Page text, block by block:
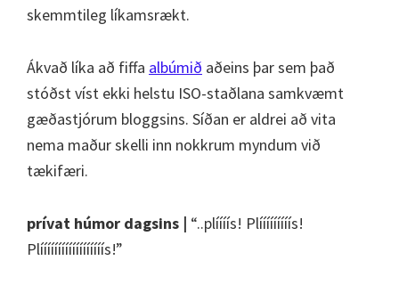
skemmtileg líkamsrækt.
Ákvað líka að fiffa albúmið aðeins þar sem það
stóðst víst ekki helstu ISO-staðlana samkvæmt
gæðastjórum bloggsins. Síðan er aldrei að vita
nema maður skelli inn nokkrum myndum við
tækifæri.
prívat húmor dagsins | “..plíííís! Plííííííííís!
Plíííííííííííííííííís!”